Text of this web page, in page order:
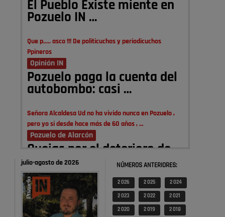
El Pueblo Existe miente en
Pozuelo IN …
Que p..... asco !!! De politicuchos y periodicuchos
Ppineros
Opinión IN
Pozuelo paga la cuenta del
autobombo: casi …
Señora Alcaldesa Ud no ha vivido nunca en Pozuelo ,
pero yo si desde hace más de 60 años , …
Pozuelo de Alarcón
Quejas por el deterioro de
la limpieza …
A ver si es posible que haya vivienda para familias con
hijos y no solamente jóvenes que no es tan …
Pozuelo de Alarcón
julio-agosto de 2026 NÚMEROS ANTERIORES:
2 026 2 025 2 024
2 023 2 022 2 021
2 020 2 019 2 018